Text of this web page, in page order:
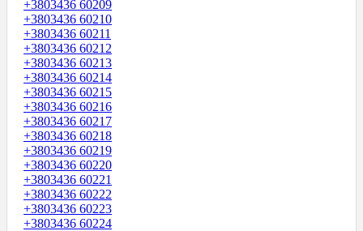
+3803436 60209
+3803436 60210
+3803436 60211
+3803436 60212
+3803436 60213
+3803436 60214
+3803436 60215
+3803436 60216
+3803436 60217
+3803436 60218
+3803436 60219
+3803436 60220
+3803436 60221
+3803436 60222
+3803436 60223
+3803436 60224